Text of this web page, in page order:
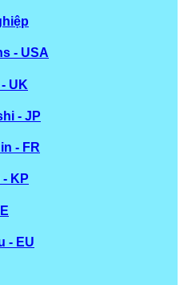
- USA
UK
- JP
- FR
KP
- EU